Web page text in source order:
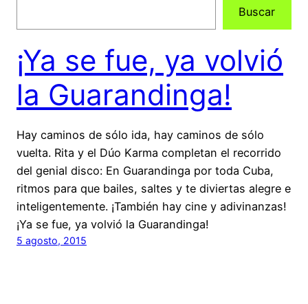
Buscar
¡Ya se fue, ya volvió
la Guarandinga!
Hay caminos de sólo ida, hay caminos de sólo
vuelta. Rita y el Dúo Karma completan el recorrido
del genial disco: En Guarandinga por toda Cuba,
ritmos para que bailes, saltes y te diviertas alegre e
inteligentemente. ¡También hay cine y adivinanzas!
¡Ya se fue, ya volvió la Guarandinga!
5 agosto, 2015